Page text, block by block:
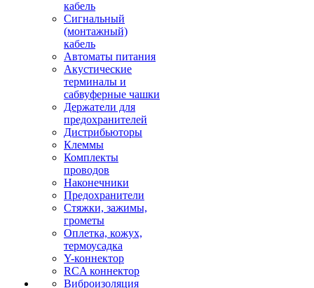
кабель
Сигнальный
(монтажный)
кабель
Автоматы питания
Акустические
терминалы и
сабвуферные чашки
Держатели для
предохранителей
Дистрибьюторы
Клеммы
Комплекты
проводов
Наконечники
Предохранители
Стяжки, зажимы,
грометы
Оплетка, кожух,
термоусадка
Y-коннектор
RCA коннектор
Виброизоляция